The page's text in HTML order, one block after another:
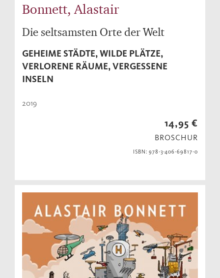
Bonnett, Alastair
Die seltsamsten Orte der Welt
GEHEIME STÄDTE, WILDE PLÄTZE,
VERLORENE RÄUME, VERGESSENE
INSELN
2019
14,95 €
BROSCHUR
ISBN: 978-3-406-69817-0